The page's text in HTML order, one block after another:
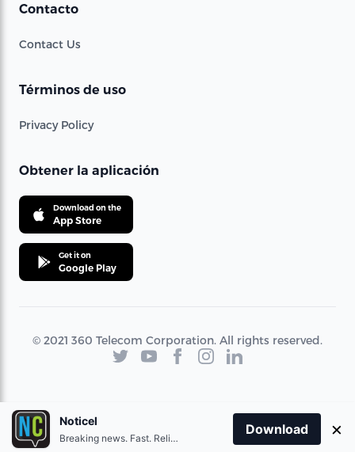
Contacto
Contact Us
Términos de uso
Privacy Policy
Obtener la aplicación
Download on the
App Store
Get it on
Google Play
© 2021 360 Telecom Corporation. All rights reserved.
Noticel
Breaking news. Fast. Reliable.
Download ×